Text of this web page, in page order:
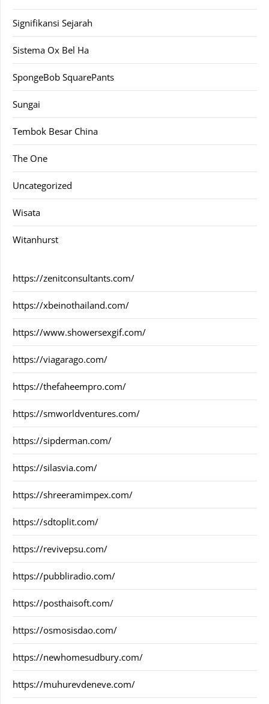
Signifikansi Sejarah
Sistema Ox Bel Ha
SpongeBob SquarePants
Sungai
Tembok Besar China
The One
Uncategorized
Wisata
Witanhurst
https://zenitconsultants.com/
https://xbeinothailand.com/
https://www.showersexgif.com/
https://viagarago.com/
https://thefaheempro.com/
https://smworldventures.com/
https://sipderman.com/
https://silasvia.com/
https://shreeramimpex.com/
https://sdtoplit.com/
https://revivepsu.com/
https://pubbliradio.com/
https://posthaisoft.com/
https://osmosisdao.com/
https://newhomesudbury.com/
https://muhurevdeneve.com/